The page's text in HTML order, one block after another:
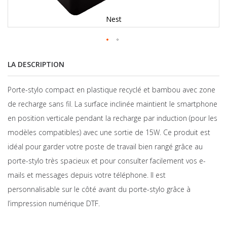
Nest
LA DESCRIPTION
Porte-stylo compact en plastique recyclé et bambou avec zone
de recharge sans fil. La surface inclinée maintient le smartphone
en position verticale pendant la recharge par induction (pour les
modèles compatibles) avec une sortie de 15W. Ce produit est
idéal pour garder votre poste de travail bien rangé grâce au
porte-stylo très spacieux et pour consulter facilement vos e-
mails et messages depuis votre téléphone. Il est
personnalisable sur le côté avant du porte-stylo grâce à
l’impression numérique DTF.